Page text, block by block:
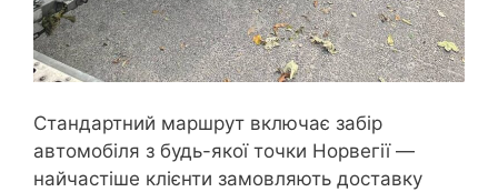
Стандартний маршрут включає забір
автомобіля з будь-якої точки Норвегії —
найчастіше клієнти замовляють доставку